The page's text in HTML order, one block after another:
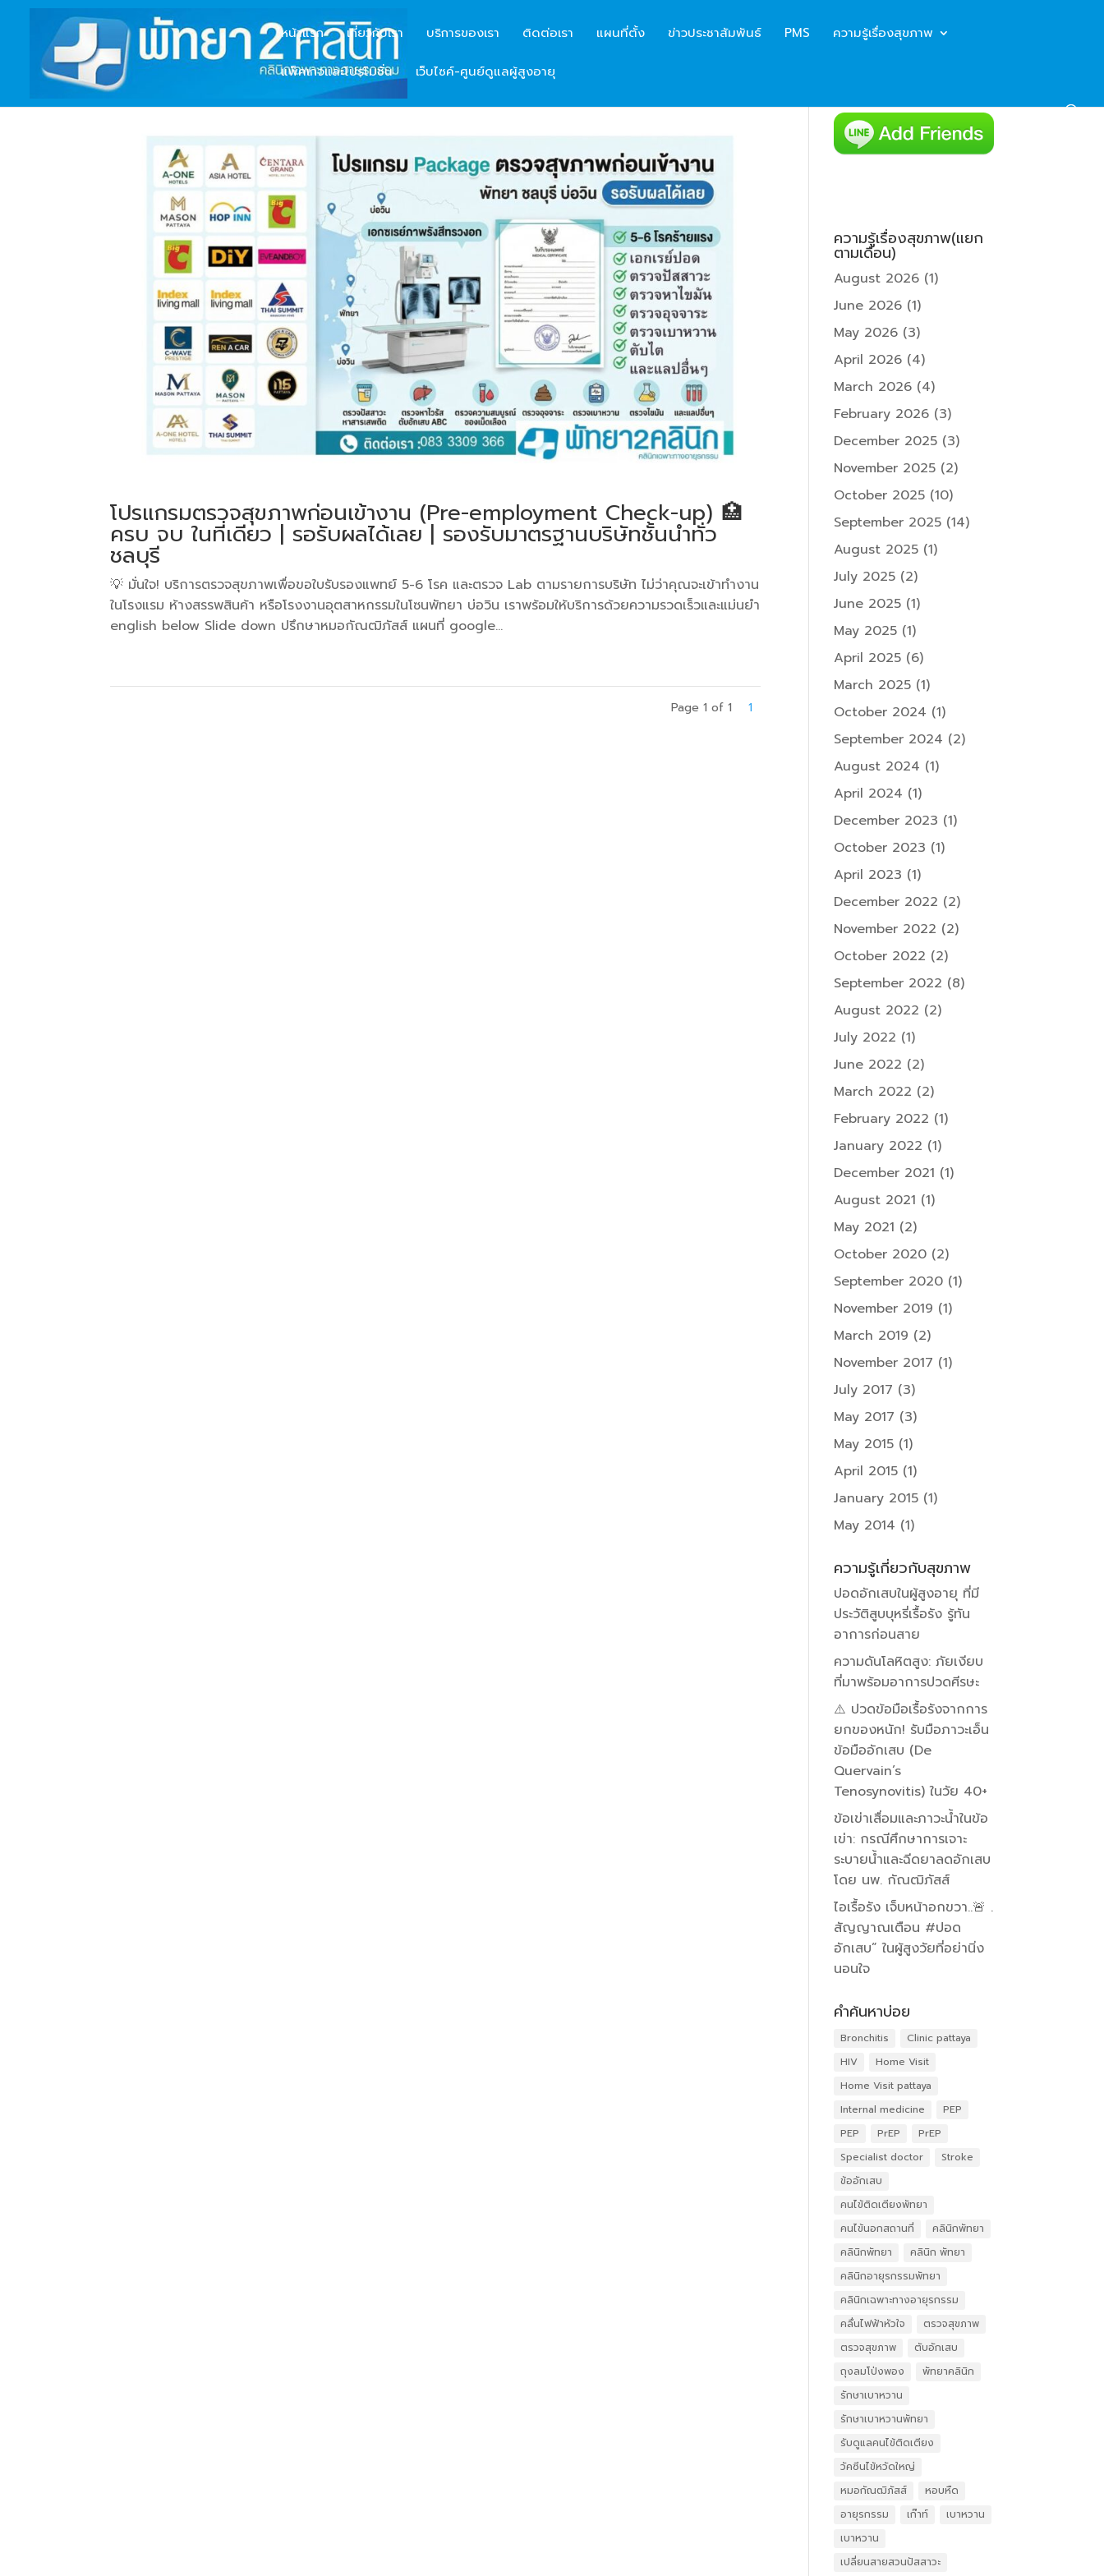
หน้าแรก เกี่ยวกับเรา บริการของเรา ติดต่อเรา แผนที่ตั้ง ข่าวประชาสัมพันธ์ PMS ความรู้เรื่องสุขภาพ
แพ็คเกจและโปรโมชั่น เว็บไซค์-ศูนย์ดูแลผู้สูงอายุ
โปรแกรมตรวจสุขภาพก่อนเข้างาน (Pre-employment Check-up) 🏥
ครบ จบ ในที่เดียว | รอรับผลได้เลย | รองรับมาตรฐานบริษัทชั้นนำทั่ว
ชลบุรี
💡 มั่นใจ! บริการตรวจสุขภาพเพื่อขอใบรับรองแพทย์ 5-6 โรค และตรวจ Lab ตามรายการบริษัท ไม่ว่าคุณจะเข้าทำงาน
ในโรงแรม ห้างสรรพสินค้า หรือโรงงานอุตสาหกรรมในโซนพัทยา บ่อวิน เราพร้อมให้บริการด้วยความรวดเร็วและแม่นยำ
english below Slide down ปรึกษาหมอกัณฒิภัสส์ แผนที่ google...
Page 1 of 1 1
ความรู้เรื่องสุขภาพ(แยก
ตามเดือน)
August 2026 (1)
June 2026 (1)
May 2026 (3)
April 2026 (4)
March 2026 (4)
February 2026 (3)
December 2025 (3)
November 2025 (2)
October 2025 (10)
September 2025 (14)
August 2025 (1)
July 2025 (2)
June 2025 (1)
May 2025 (1)
April 2025 (6)
March 2025 (1)
October 2024 (1)
September 2024 (2)
August 2024 (1)
April 2024 (1)
December 2023 (1)
October 2023 (1)
April 2023 (1)
December 2022 (2)
November 2022 (2)
October 2022 (2)
September 2022 (8)
August 2022 (2)
July 2022 (1)
June 2022 (2)
March 2022 (2)
February 2022 (1)
January 2022 (1)
December 2021 (1)
August 2021 (1)
May 2021 (2)
October 2020 (2)
September 2020 (1)
November 2019 (1)
March 2019 (2)
November 2017 (1)
July 2017 (3)
May 2017 (3)
May 2015 (1)
April 2015 (1)
January 2015 (1)
May 2014 (1)
ความรู้เกี่ยวกับสุขภาพ
ปอดอักเสบในผู้สูงอายุ ที่มี
ประวัติสูบบุหรี่เรื้อรัง รู้ทัน
อาการก่อนสาย
ความดันโลหิตสูง: ภัยเงียบ
ที่มาพร้อมอาการปวดศีรษะ
⚠️ ปวดข้อมือเรื้อรังจากการ
ยกของหนัก! รับมือภาวะเอ็น
ข้อมืออักเสบ (De
Quervain’s
Tenosynovitis) ในวัย 40+
ข้อเข่าเสื่อมและภาวะน้ำในข้อ
เข่า: กรณีศึกษาการเจาะ
ระบายน้ำและฉีดยาลดอักเสบ
โดย นพ. กัณฒิภัสส์
ไอเรื้อรัง เจ็บหน้าอกขวา..🚨 .
สัญญาณเตือน #ปอด
อักเสบ” ในผู้สูงวัยที่อย่านิ่ง
นอนใจ
คำค้นหาบ่อย
Bronchitis
Clinic pattaya
HIV
Home Visit
Home Visit pattaya
Internal medicine
PEP
PEP
PrEP
PrEP
Specialist doctor
Stroke
ข้ออักเสบ
คนไข้ติดเตียงพัทยา
คนไข้นอกสถานที่
คลินิกพัทยา
คลินิกพัทยา
คลินิก พัทยา
คลินิกอายุรกรรมพัทยา
คลินิกเฉพาะทางอายุรกรรม
คลื่นไฟฟ้าหัวใจ
ตรวจสุขภาพ
ตรวจสุขภาพ
ตับอักเสบ
ถุงลมโป่งพอง
พัทยาคลินิก
รักษาเบาหวาน
รักษาเบาหวานพัทยา
รับดูแลคนไข้ติดเตียง
วัคซีนไข้หวัดใหญ่
หมอกัณฒิภัสส์
หอบหืด
อายุรกรรม
เก๊าท์
เบาหวาน
เบาหวาน
เปลี่ยนสายสวนปัสสาวะ